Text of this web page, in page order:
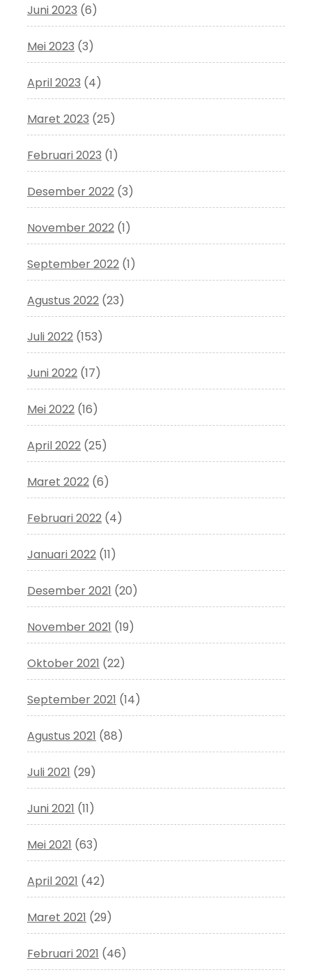
Juni 2023 (6)
Mei 2023 (3)
April 2023 (4)
Maret 2023 (25)
Februari 2023 (1)
Desember 2022 (3)
November 2022 (1)
September 2022 (1)
Agustus 2022 (23)
Juli 2022 (153)
Juni 2022 (17)
Mei 2022 (16)
April 2022 (25)
Maret 2022 (6)
Februari 2022 (4)
Januari 2022 (11)
Desember 2021 (20)
November 2021 (19)
Oktober 2021 (22)
September 2021 (14)
Agustus 2021 (88)
Juli 2021 (29)
Juni 2021 (11)
Mei 2021 (63)
April 2021 (42)
Maret 2021 (29)
Februari 2021 (46)